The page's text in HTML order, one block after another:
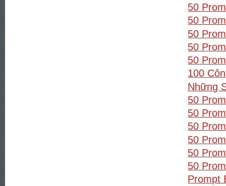
50
50
50
50
50
100
Những
50
50
50
50
50
50
Prompt